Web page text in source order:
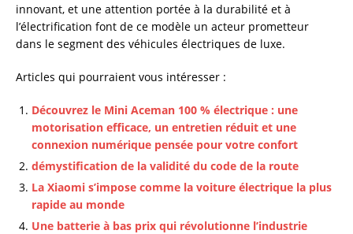
innovant, et une attention portée à la durabilité et à
l’électrification font de ce modèle un acteur prometteur
dans le segment des véhicules électriques de luxe.
Articles qui pourraient vous intéresser :
Découvrez le Mini Aceman 100 % électrique : une
motorisation efficace, un entretien réduit et une
connexion numérique pensée pour votre confort
démystification de la validité du code de la route
La Xiaomi s’impose comme la voiture électrique la plus
rapide au monde
Une batterie à bas prix qui révolutionne l’industrie